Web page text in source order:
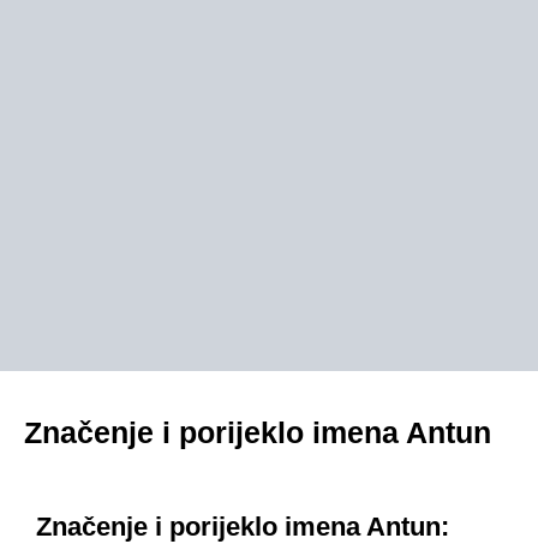
Značenje i porijeklo imena Antun
Značenje i porijeklo imena Antun: